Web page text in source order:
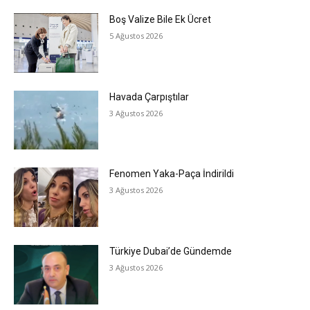
Boş Valize Bile Ek Ücret
5 Ağustos 2026
Havada Çarpıştılar
3 Ağustos 2026
Fenomen Yaka-Paça İndirildi
3 Ağustos 2026
Türkiye Dubai’de Gündemde
3 Ağustos 2026